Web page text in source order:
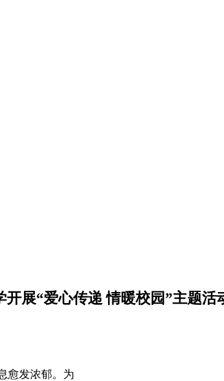
展“爱心传递 情暖校园”主题活
愈发浓郁。为